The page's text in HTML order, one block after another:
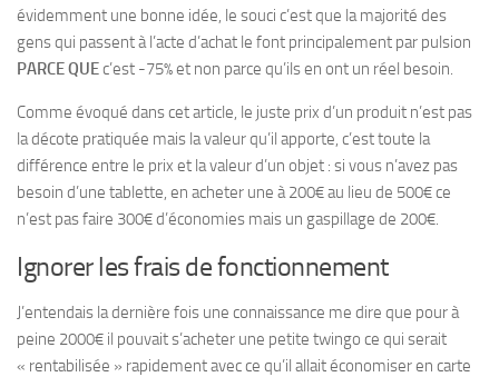
évidemment une bonne idée, le souci c’est que la majorité des
gens qui passent à l’acte d’achat le font principalement par pulsion
PARCE QUEc’est -75% et non parce qu’ils en ont un réel besoin.
Comme évoqué dans cet article, le juste prix d’un produit n’est pas
la décote pratiquée mais la valeur qu’il apporte, c’est toute la
différence entre le prix et la valeur d’un objet : si vous n’avez pas
besoin d’une tablette, en acheter une à 200€ au lieu de 500€ ce
n’est pas faire 300€ d’économies mais un gaspillage de 200€.
Ignorer les frais de fonctionnement
J’entendais la dernière fois une connaissance me dire que pour à
peine 2000€ il pouvait s’acheter une petite twingo ce qui serait
« rentabilisée » rapidement avec ce qu’il allait économiser en carte